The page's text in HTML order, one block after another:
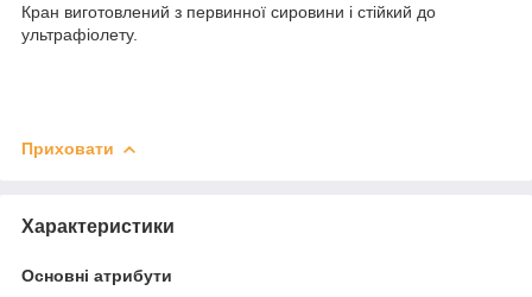
Кран виготовлений з первинної сировини і стійкий до
ультрафіолету.
Приховати
Характеристики
Основні атрибути